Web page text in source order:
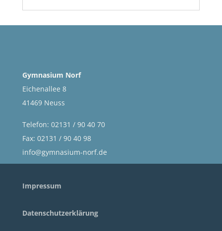
Gymnasium Norf
Eichenallee 8
41469 Neuss
Telefon: 02131 / 90 40 70
Fax: 02131 / 90 40 98
info@gymnasium-norf.de
Impressum
Datenschutzerklärung